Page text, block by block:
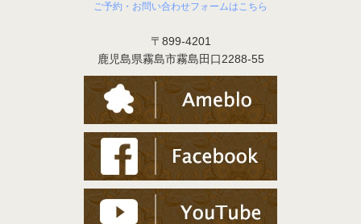
ご予約・お問い合わせフォームはこちら
〒899-4201
鹿児島県霧島市霧島田口2288-55